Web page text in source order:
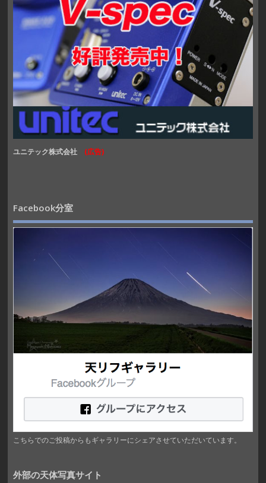
ユニテック株式会社 (広告)
Facebook分室
こちらでのご投稿からもギャラリーにシェアさせていただいています。
外部の天体写真サイト